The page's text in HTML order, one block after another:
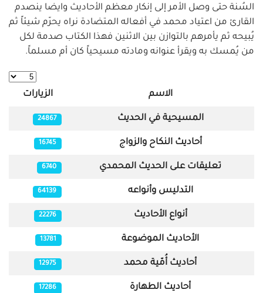
السُنة حتى وصل الأمر إلى إنكار معظم الأحاديث وايضا ينصدم
القارئ من اعتياد محمد في أفعاله المتضادة نراه يحرّم شيئاً ثم
يُبيحه ثم يأمرهم بالتوازن بين الاثنين فهذا الكتاب صدمة لكل
من يُمسك به ويقرأ عنوانه ومادته مسيحياً كان أم مسلماً.
عدد
الاسم الزيارات
المسيحية في الحديث 24867
أحاديث النكاح والزواج 16745
تعليقات على الحديث المحمدي 6740
التدليس وأنواعه 64139
أنواع الأحاديث 22276
الأحاديث الموضوعة 13781
أحاديث أُمّية محمد 12975
أحاديث الطهارة 17286